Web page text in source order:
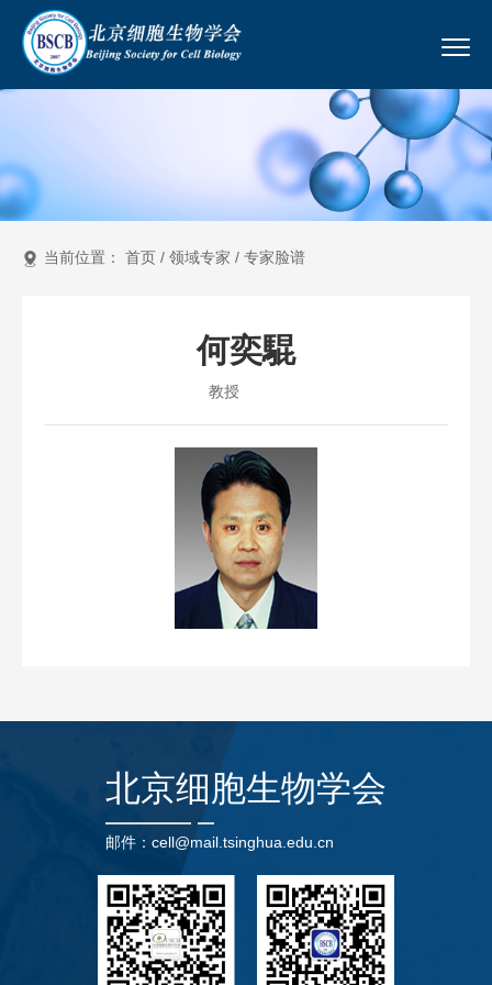
当前位置： 首页 / 领域专家 / 专家脸谱
何奕騉
教授
北京细胞生物学会
邮件：cell@mail.tsinghua.edu.cn